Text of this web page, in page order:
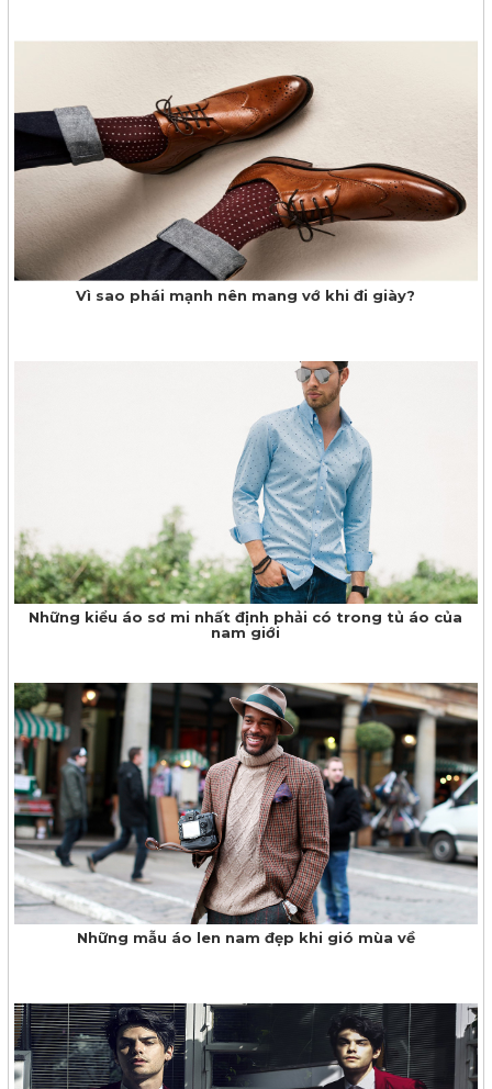
Vì sao phái mạnh nên mang vớ khi đi giày?
Những kiểu áo sơ mi nhất định phải có trong tủ áo của
nam giới
Những mẫu áo len nam đẹp khi gió mùa về